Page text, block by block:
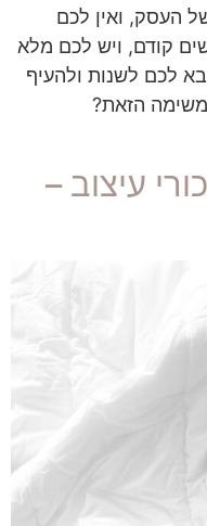
העסק, ואין לכם
קודם, ויש לכם מלא
לכם לשנות ולהעיף
הזאת?
עיצוב –